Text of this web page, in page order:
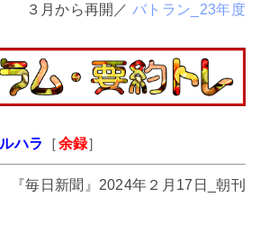
３月から再開／バトラン_23年度
ハラ ［余録］
『毎日新聞』2024年２月17日_朝刊